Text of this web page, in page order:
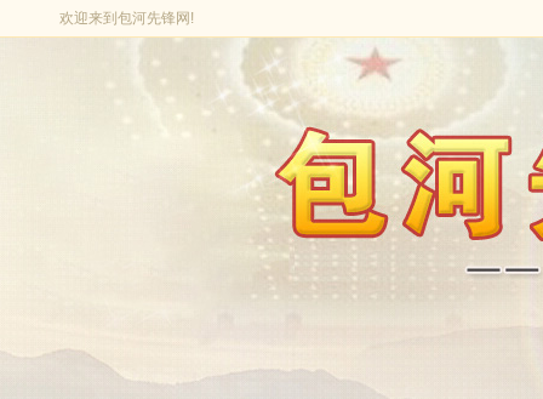
欢迎来到包河先锋网!